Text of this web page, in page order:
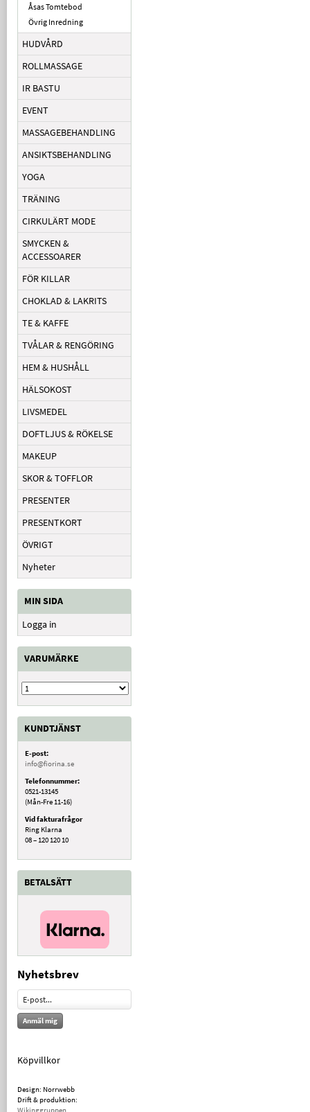
Åsas Tomtebod
Övrig Inredning
HUDVÅRD
ROLLMASSAGE
IR BASTU
EVENT
MASSAGEBEHANDLING
ANSIKTSBEHANDLING
YOGA
TRÄNING
CIRKULÄRT MODE
SMYCKEN &
ACCESSOARER
FÖR KILLAR
CHOKLAD & LAKRITS
TE & KAFFE
TVÅLAR & RENGÖRING
HEM & HUSHÅLL
HÄLSOKOST
LIVSMEDEL
DOFTLJUS & RÖKELSE
MAKEUP
SKOR & TOFFLOR
PRESENTER
PRESENTKORT
ÖVRIGT
Nyheter
MIN SIDA
Logga in
VARUMÄRKE
KUNDTJÄNST
E-post:
info@fiorina.se
Telefonnummer:
0521-13145
(Mån-Fre 11-16)
Vid fakturafrågor
Ring Klarna
08 – 120 120 10
BETALSÄTT
Nyhetsbrev
Anmäl mig
Köpvillkor
Design: Norrwebb
Drift & produktion:
Wikinggruppen